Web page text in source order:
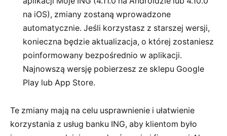
na iOS), zmiany zostaną wprowadzone
automatycznie. Jeśli korzystasz z starszej wersji,
konieczna będzie aktualizacja, o której zostaniesz
poinformowany bezpośrednio w aplikacji.
Najnowszą wersję pobierzesz ze sklepu Google
Play lub App Store.
Te zmiany mają na celu usprawnienie i ułatwienie
korzystania z usług banku ING, aby klientom było